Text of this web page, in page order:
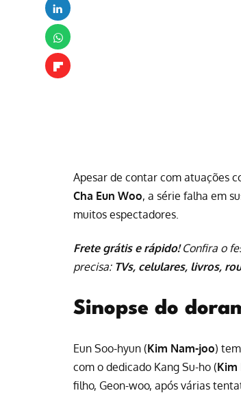
Apesar de contar com atuações
Cha Eun Woo, a série falha em
muitos espectadores.
Frete grátis e rápido!Confira o
precisa: TVs, celulares, livros,
Sinopse do
Eun Soo-hyun (Kim Nam-joo)
com o dedicado Kang Su-ho (Kim
filho, Geon-woo, após várias